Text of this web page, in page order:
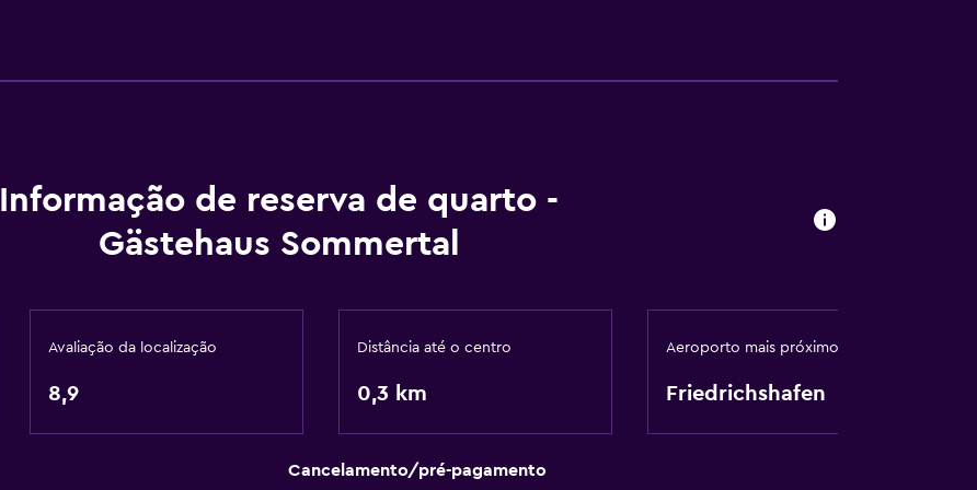
Informação de reserva de quarto -
Gästehaus Sommertal
Avaliação da localização
8,9
Distância até o centro
0,3 km
Aeroporto mais próximo
Friedrichshafen
Cancelamento/pré-pagamento